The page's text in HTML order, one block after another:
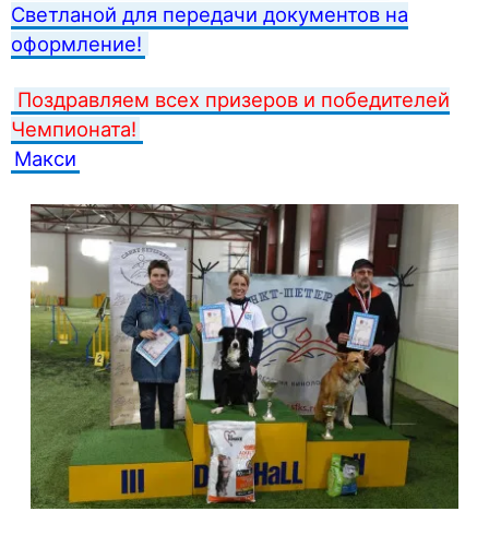
Светланой для передачи документов на
оформление!
Поздравляем всех призеров и победителей
Чемпионата!
Макси